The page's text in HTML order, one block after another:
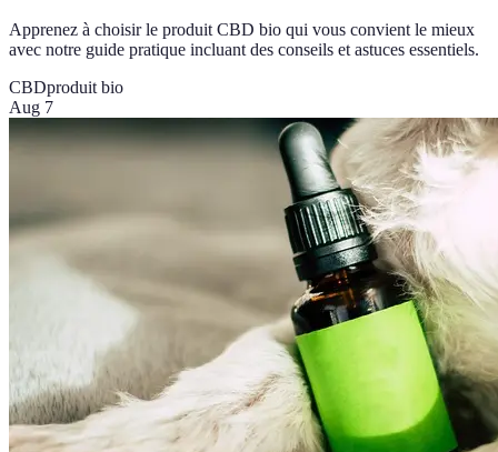
Apprenez à choisir le produit CBD bio qui vous convient le mieux
avec notre guide pratique incluant des conseils et astuces essentiels.
CBDproduit bio
Aug 7